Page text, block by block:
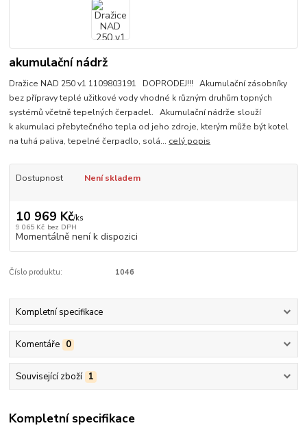
akumulační nádrž
Dražice NAD 250 v1 1109803191 DOPRODEJ!!! Akumulační zásobníky
bez přípravy teplé užitkové vody vhodné k různým druhům topných
systémů včetně tepelných čerpadel. Akumulační nádrže slouží
k akumulaci přebytečného tepla od jeho zdroje, kterým může být kotel
na tuhá paliva, tepelné čerpadlo, solá... celý popis
Dostupnost Není skladem
10 969 Kč/ks
9 065 Kč bez DPH
Momentálně není k dispozici
Číslo produktu: 1046
Kompletní specifikace
Komentáře 0
Související zboží 1
Kompletní specifikace